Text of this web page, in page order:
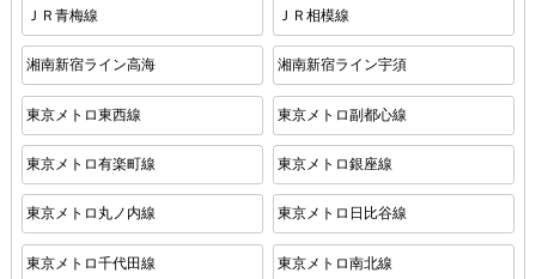
ＪＲ青梅線 ＪＲ相模線
湘南新宿ライン高海 湘南新宿ライン宇須
東京メトロ東西線 東京メトロ副都心線
東京メトロ有楽町線 東京メトロ銀座線
東京メトロ丸ノ内線 東京メトロ日比谷線
東京メトロ千代田線 東京メトロ南北線